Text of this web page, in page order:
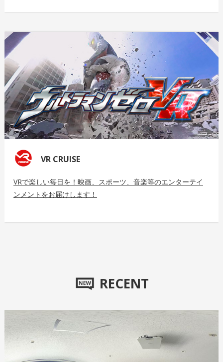
VR CRUISE
VRで楽しい毎日を！映画、スポーツ、音楽等のエンターテイ
ンメントをお届けします！
RECENT